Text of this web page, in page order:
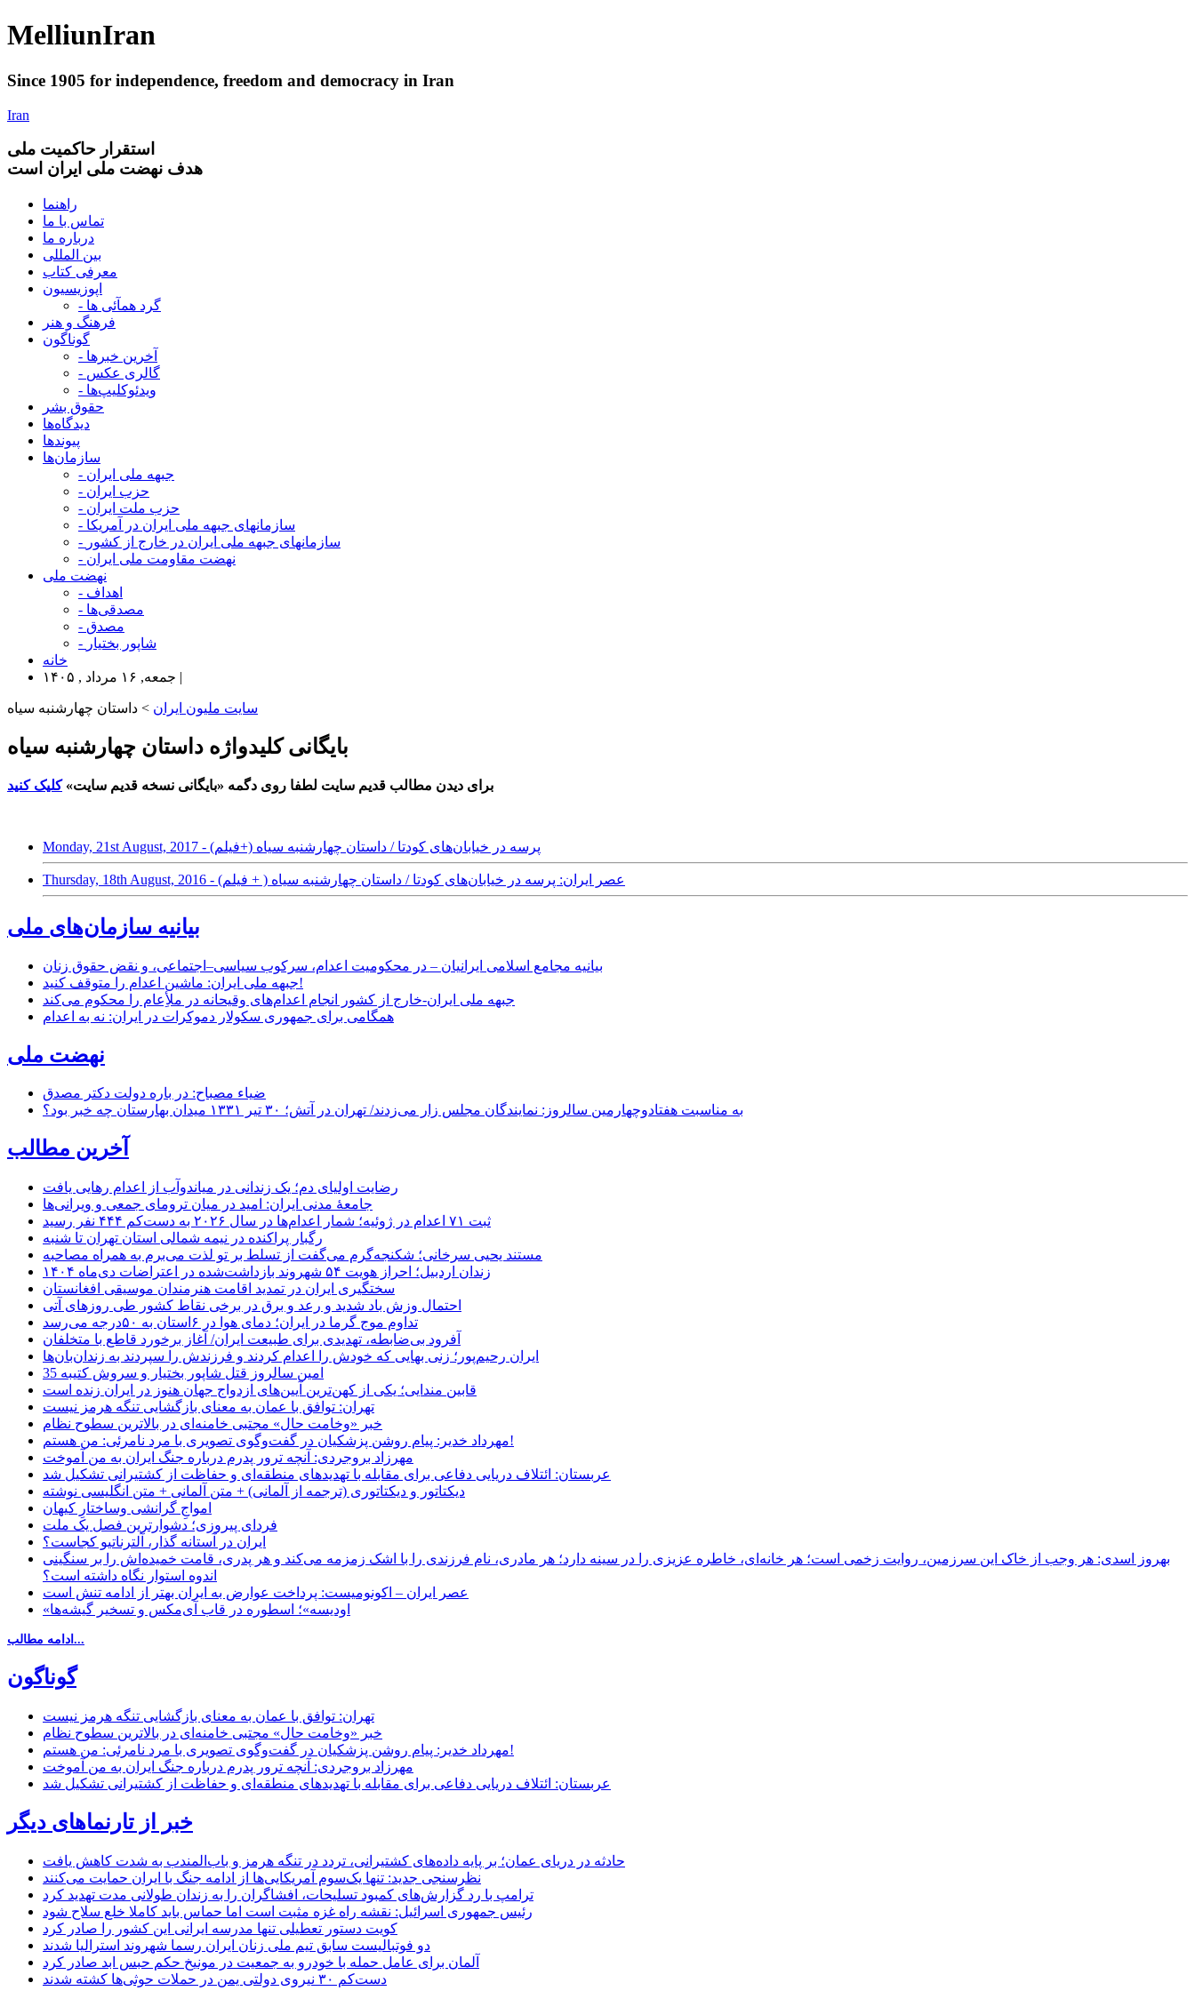
MelliunIran
Since 1905 for independence, freedom and democracy in Iran
Iran
استقرار حاکميت ملی
هدف نهضت ملی ایران است
راهنما
تماس با ما
درباره ما
بین المللی
معرفی کتاب
اپوزیسیون
- گرد همآئی ها
فرهنگ و هنر
گوناگون
- آخرین خبرها
- گالری عکس
- ویدئوکلیپ‌ها
حقوق بشر
دیدگاه‌ها
پیوندها
سازمان‌ها
- جبهه ملی ایران
- حزب ایران
- حزب ملت ایران
- سازمانهای جبهه ملی ایران در آمریکا
- سازمانهای جبهه ملی ایران در خارج از کشور
- نهضت مقاومت ملی ایران
نهضت ملی
- اهداف
- مصدقی‌ها
- مصدق
- شاپور بختیار
خانه
جمعه, ۱۶ مرداد , ۱۴۰۵ |
سایت ملیون ایران > داستان چهارشنبه سیاه
بایگانی کلیدواژه داستان چهارشنبه سیاه
برای دیدن مطالب قدیم سایت لطفا روی دگمه «بایگانی نسخه قدیم سایت»کلیک کنید
Monday, 21st August, 2017 - پرسه در خیابان‌های کودتا / داستان چهارشنبه سیاه (+فیلم)
Thursday, 18th August, 2016 - عصر ایران: پرسه در خیابان‌های کودتا / داستان چهارشنبه سیاه ( + فیلم)
بیانیه سازمان‌های ملی
بیانیه مجامع اسلامی ایرانیان – در محکومیت اعدام، سرکوب سیاسی–اجتماعی، و نقض حقوق زنان
جبهه ملی ایران: ماشین اعدام را متوقف کنید!
جبهه ملی ایران-خارج از کشور انجام اعدام‌های وقیحانه در ملأِعام را محکوم می‌کند
همگامی برای جمهوری سکولار دموکرات در ایران: نه به اعدام
نهضت ملی
ضیاء مصباح: در باره دولت دکتر مصدق
به مناسبت هفتادوچهارمین سالروز: نمایندگان مجلس زار می‌زدند/ تهران در آتش؛ ۳۰ تیر ۱۳۳۱ میدان بهارستان چه خبر بود؟
آخرین مطالب
رضایت اولیای دم؛ یک زندانی در میاندوآب از اعدام رهایی یافت
جامعهٔ مدنی ایران: امید در میان ترومای جمعی و ویرانی‌ها
ثبت ۷۱ اعدام در ژوئیه؛ شمار اعدام‌ها در سال ۲۰۲۶ به دست‌کم ۴۴۴ نفر رسید
رگبار پراکنده در نیمه شمالی استان تهران تا شنبه
مستند یحیی سرخانی؛ شکنجه‌گرم می‌گفت از تسلط بر تو لذت می‌برم به همراه مصاحبه
زندان اردبیل؛ احراز هویت ۵۴ شهروند بازداشت‌شده در اعتراضات دی‌ماه ۱۴۰۴
سختگیری ایران در تمدید اقامت هنرمندان موسیقی افغانستان
احتمال وزش باد شدید و رعد و برق در برخی نقاط کشور طی روزهای آتی
تداوم موج گرما در ایران؛ دمای هوا در ۶استان به ۵۰درجه می‌رسد
آفرود بی‌ضابطه، تهدیدی برای طبیعت ایران/ آغاز برخورد قاطع با متخلفان
ایران رحیم‌پور؛ زنی بهایی که خودش را اعدام کردند و فرزندش را سپردند به زندان‌بان‌ها
35 امین سالروز قتل شاپور بختیار و سروش کتیبه
قابین مندایی؛ یکی از کهن‌ترین آیین‌های ازدواج جهان هنوز در ایران زنده است
تهران: توافق با عمان به معنای بازگشایی تنگه هرمز نیست
خبر «وخامت حال» مجتبی خامنه‌ای در بالاترین سطوح نظام
مهرداد خدیر: پیام روشن پزشکیان در گفت‌و‌گوی تصویری با مرد نامرئی: من هستم!
مهرزاد بروجردی: آنچه ترور پدرم درباره جنگ ایران به من آموخت
عربستان: ائتلاف دریایی دفاعی برای مقابله با تهدیدهای منطقه‌ای و حفاظت از کشتیرانی تشکیل شد
دیکتاتور و دیکتاتوری (ترجمه از آلمانی) + متن آلمانی + متن انگلیسی نوشته
‌امواجِ گرانشی وساختارِ کیهان
فردای پیروزی؛ دشوارترین فصل یک ملت
ایران در آستانه گذار، آلترناتیو کجاست؟
بهروز اسدی: هر وجب از خاک‌ این سرزمین، روایت زخمی است؛ هر خانه‌ای، خاطره عزیزی را در سینه دارد؛ هر مادری، نام فرزندی را با اشک زمزمه می‌کند و هر پدری، قامت خمیده‌اش را بر سنگینی
اندوه استوار نگاه داشته است؟
عصر ایران – اکونومیست: پرداخت عوارض به ایران بهتر از ادامه تنش است
«اودیسه»؛ اسطوره در قاب آی‌مکس و تسخیر گیشه‌ها
ادامه مطالب...
گوناگون
تهران: توافق با عمان به معنای بازگشایی تنگه هرمز نیست
خبر «وخامت حال» مجتبی خامنه‌ای در بالاترین سطوح نظام
مهرداد خدیر: پیام روشن پزشکیان در گفت‌و‌گوی تصویری با مرد نامرئی: من هستم!
مهرزاد بروجردی: آنچه ترور پدرم درباره جنگ ایران به من آموخت
عربستان: ائتلاف دریایی دفاعی برای مقابله با تهدیدهای منطقه‌ای و حفاظت از کشتیرانی تشکیل شد
خبر از تارنماهای دیگر
حادثه در دریای عمان؛ بر پایه داده‌های کشتیرانی، تردد در تنگه هرمز و باب‌المندب به شدت کاهش یافت
نظرسنجی جدید: تنها یک‌سوم آمریکایی‌ها از ادامه جنگ با ایران حمایت می‌کنند
ترامپ با رد گزارش‌های کمبود تسلیحات، افشاگران را به زندان طولانی مدت تهدید کرد
رئیس‌ جمهوری اسرائیل: نقشه راه غزه مثبت است اما حماس باید کاملا خلع سلاح شود
کویت دستور تعطیلی تنها مدرسه ایرانی این کشور را صادر کرد
دو فوتبالیست سابق تیم ملی زنان ایران رسما شهروند استرالیا شدند
آلمان برای عامل حمله با خودرو به جمعیت در مونیخ حکم حبس ابد صادر کرد
دست‌کم ۳۰ نیروی دولتی یمن در حملات حوثی‌ها کشته شدند